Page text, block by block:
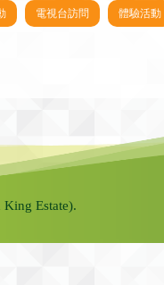
電視台訪問 體驗活動
Estate).